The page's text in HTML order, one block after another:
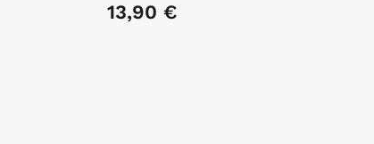
13,90 €